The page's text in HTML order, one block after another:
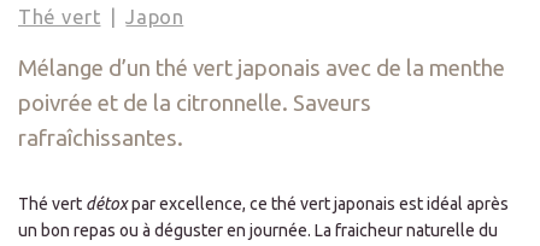
Thé vert Japon
Mélange d’un thé vert japonais avec de la menthe
poivrée et de la citronnelle. Saveurs
rafraîchissantes.
Thé vert détoxpar excellence, ce thé vert japonais est idéal après
un bon repas ou à déguster en journée. La fraicheur naturelle du